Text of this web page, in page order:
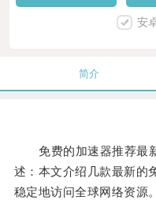
安
简介
免费的加速器推荐最新
述：本文介绍几款最新的
稳定地访问全球网络资源。